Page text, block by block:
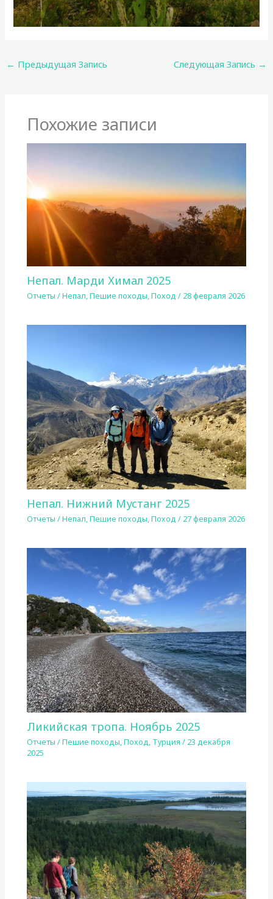
← Предыдущая Запись Следующая Запись →
Похожие записи
Непал. Марди Химал 2025
Отчеты /Непал ,Пешие походы ,Поход / 28 февраля 2026
Непал. Нижний Мустанг 2025
Отчеты /Непал,Пешие походы,Поход / 27 февраля 2026
Ликийская тропа. Ноябрь 2025
Отчеты /Пешие походы,Поход, Турция / 23 декабря
2025